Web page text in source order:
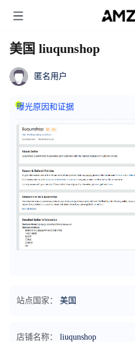
美国 liuqunshop
匿名用户
曝光原因和证据
站点国家： 美国
店铺名称： liuqunshop